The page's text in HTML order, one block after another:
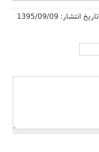
تاریخ انتشار: 1395/09/09